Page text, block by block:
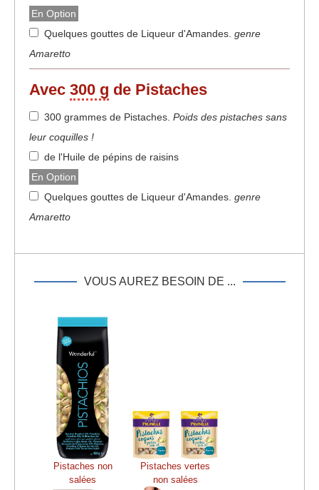
En Option
Quelques gouttes de Liqueur d'Amandes genre
Amaretto
Avec 300 g de Pistaches
300 grammes de Pistaches Poids des pistaches sans
leur coquilles !
de l'Huile de pépins de raisins
En Option
Quelques gouttes de Liqueur d'Amandes genre
Amaretto
VOUS AUREZ BESOIN DE ...
Pistaches non
salées
Pistaches vertes
non salées